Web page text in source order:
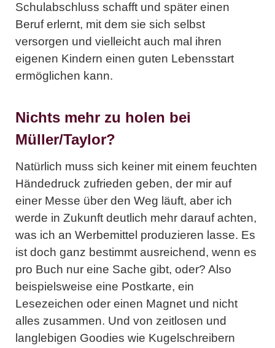
Schulabschluss schafft und später einen
Beruf erlernt, mit dem sie sich selbst
versorgen und vielleicht auch mal ihren
eigenen Kindern einen guten Lebensstart
ermöglichen kann.
Nichts mehr zu holen bei
Müller/Taylor?
Natürlich muss sich keiner mit einem feuchten
Händedruck zufrieden geben, der mir auf
einer Messe über den Weg läuft, aber ich
werde in Zukunft deutlich mehr darauf achten,
was ich an Werbemittel produzieren lasse. Es
ist doch ganz bestimmt ausreichend, wenn es
pro Buch nur eine Sache gibt, oder? Also
beispielsweise eine Postkarte, ein
Lesezeichen oder einen Magnet und nicht
alles zusammen. Und von zeitlosen und
langlebigen Goodies wie Kugelschreibern